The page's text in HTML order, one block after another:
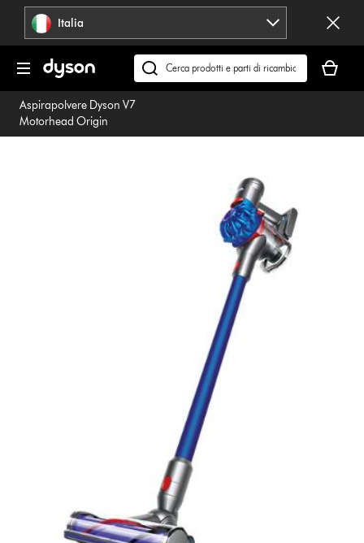
navigazione Italia
Cerca
su
carrello
è
Aspirapolvere Dyson V7
Motorhead Origin